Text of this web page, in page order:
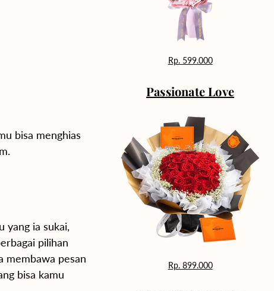
bisa menghias
yang ia sukai,
pilihan
membawa pesan
bisa kamu
Rp. 599.000
Passionate Love
Rp. 899.000